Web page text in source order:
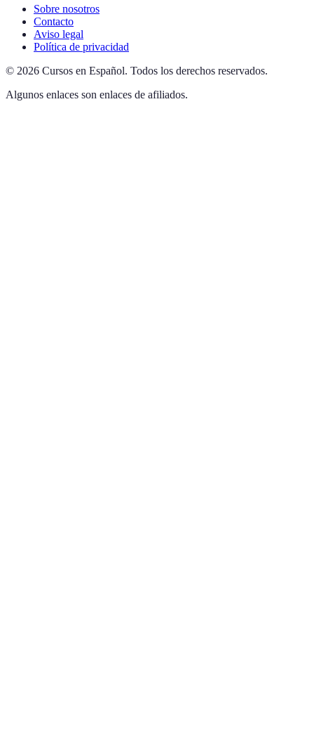
Sobre nosotros
Contacto
Aviso legal
Política de privacidad
© 2026 Cursos en Español. Todos los derechos reservados.
Algunos enlaces son enlaces de afiliados.